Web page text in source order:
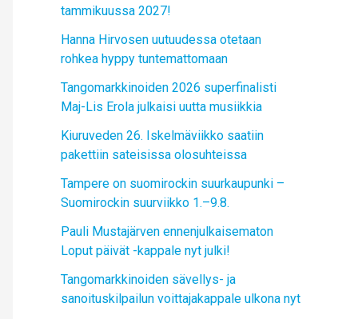
tammikuussa 2027!
Hanna Hirvosen uutuudessa otetaan
rohkea hyppy tuntemattomaan
Tangomarkkinoiden 2026 superfinalisti
Maj-Lis Erola julkaisi uutta musiikkia
Kiuruveden 26. Iskelmäviikko saatiin
pakettiin sateisissa olosuhteissa
Tampere on suomirockin suurkaupunki –
Suomirockin suurviikko 1.–9.8.
Pauli Mustajärven ennenjulkaisematon
Loput päivät -kappale nyt julki!
Tangomarkkinoiden sävellys- ja
sanoituskilpailun voittajakappale ulkona nyt